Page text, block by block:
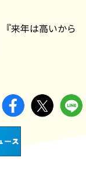
来年は高いから